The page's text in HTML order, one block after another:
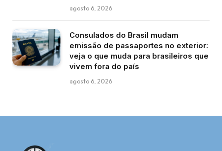
agosto 6, 2026
Consulados do Brasil mudam
emissão de passaportes no exterior:
veja o que muda para brasileiros que
vivem fora do país
agosto 6, 2026